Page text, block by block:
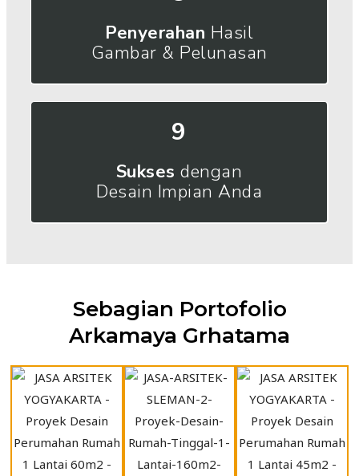
Penyerahan Hasil
Gambar & Pelunasan
9
Sukses dengan
Desain Impian Anda
Sebagian Portofolio
Arkamaya Grhatama